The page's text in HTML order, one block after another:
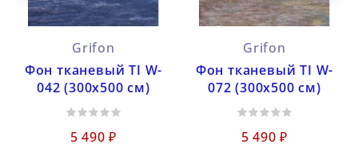
Grifon
Фон тканевый TI W-
042 (300х500 см)
5 490 ₽
Grifon
Фон тканевый TI W-
072 (300х500 см)
5 490 ₽